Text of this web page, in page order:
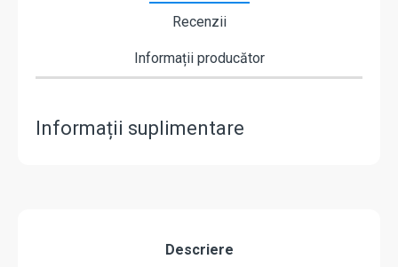
Recenzii
Informații producător
Informații suplimentare
Descriere